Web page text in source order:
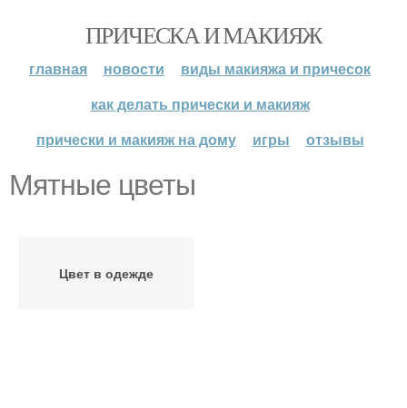
ПРИЧЕСКА И МАКИЯЖ
главная новости
виды макияжа и причесок
как делать прически и макияж
прически и макияж на дому
игры отзывы
Мятные цветы
Цвет в одежде